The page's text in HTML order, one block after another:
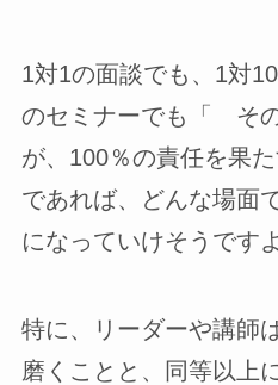
1対1の面談でも、1対
のセミナーでも「 そ
が、100％の責任を果
であれば、どんな場
になっていけそうです
特に、リーダーや講師
磨くことと、同等以